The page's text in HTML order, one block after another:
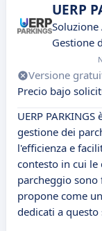
UERP
Soluzione
Gestione
Versione
Precio bajo
UERP
gestione dei
l'efficienza e
contesto in cui le
parcheggio sono
propone come
dedicati a questo